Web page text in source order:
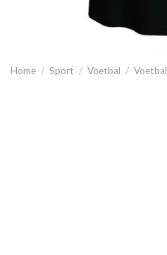
Home / Sport / Voetbal / Voetbal